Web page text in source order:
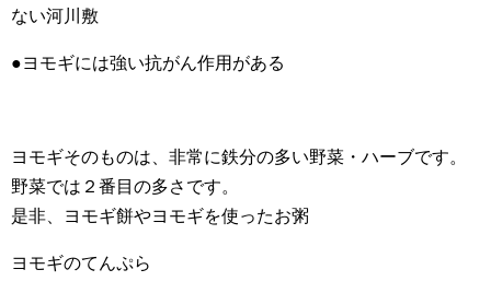
ない河川敷
●ヨモギには強い抗がん作用がある
ヨモギそのものは、非常に鉄分の多い野菜・ハーブです。
野菜では２番目の多さです。
是非、ヨモギ餅やヨモギを使ったお粥
ヨモギのてんぷら